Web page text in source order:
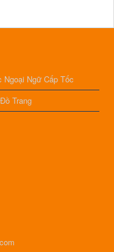
Ngoại Ngữ Cấp Tốc
Trang